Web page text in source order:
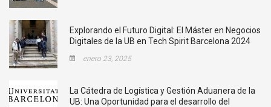
Explorando el Futuro Digital: El Máster en Negocios
Digitales de la UB en Tech Spirit Barcelona 2024
enero 23, 2025
La Cátedra de Logística y Gestión Aduanera de la
UB: Una Oportunidad para el desarrollo del